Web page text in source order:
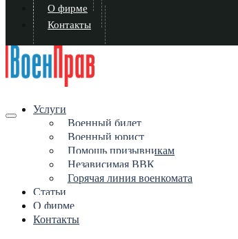
О фирме
Контакты
Услуги
Военный билет
Военный юрист
Помощь призывникам
Независимая ВВК
Горячая линия военкомата
Статьи
О фирме
Контакты